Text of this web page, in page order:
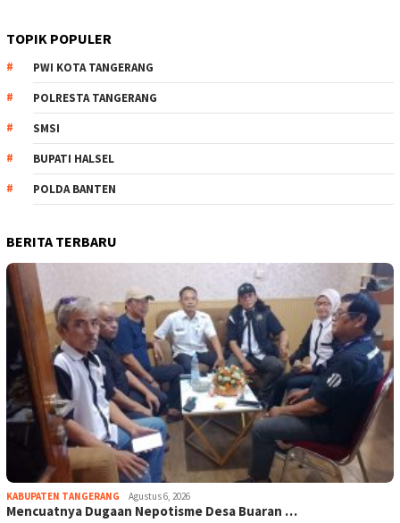
TOPIK POPULER
PWI KOTA TANGERANG
POLRESTA TANGERANG
SMSI
BUPATI HALSEL
POLDA BANTEN
BERITA TERBARU
KABUPATEN TANGERANG Agustus 6, 2026
Mencuatnya Dugaan Nepotisme Desa Buaran …